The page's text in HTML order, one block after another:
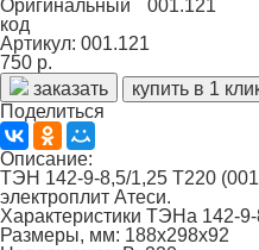
Оригинальный
код
001.121
Артикул: 001.121
750 р.
заказать
купить в 1
Поделиться
Описание:
ТЭН 142-9-8,5/1,25 Т220
электроплит Атеси.
Характеристики ТЭНа 142-9-
Размеры, мм: 188х298х92